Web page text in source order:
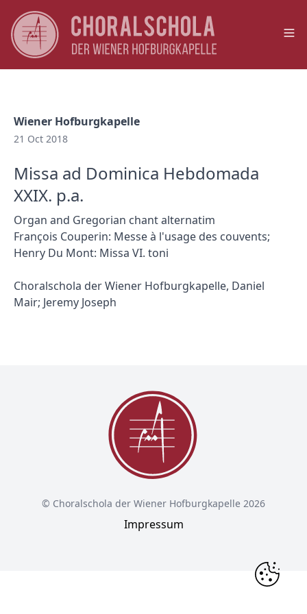
Wiener Hofburgkapelle
21 Oct 2018
Missa ad Dominica Hebdomada
XXIX. p.a.
Organ and Gregorian chant alternatim
François Couperin: Messe à l'usage des couvents;
Henry Du Mont: Missa VI. toni
Choralschola der Wiener Hofburgkapelle, Daniel
Mair; Jeremy Joseph
© Choralschola der Wiener Hofburgkapelle 2026
Impressum